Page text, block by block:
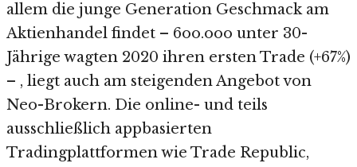
allem die junge Generation Geschmack am
Aktienhandel findet – 6oo.ooo unter 30-
Jährige wagten 2020 ihren ersten Trade (+67%)
– , liegt auch am steigenden Angebot von
Neo-Brokern. Die online- und teils
ausschließlich appbasierten
Tradingplattformen wie Trade Republic,